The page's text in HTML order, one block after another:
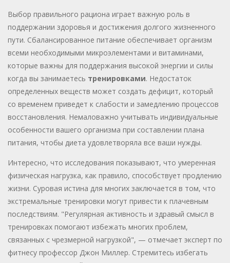
Выбор правильного рациона играет важную роль в
поддержании здоровья и достижения долгого жизненного
пути. Сбалансированное питание обеспечивает организм
всеми необходимыми микроэлементами и витаминами,
которые важны для поддержания высокой энергии и силы
когда вы занимаетесь тренировками. Недостаток
определенных веществ может создать дефицит, который
со временем приведет к слабости и замедлению процессов
восстановления. Немаловажно учитывать индивидуальные
особенности вашего организма при составлении плана
питания, чтобы диета удовлетворяла все ваши нужды.
Интересно, что исследования показывают, что умеренная
физическая нагрузка, как правило, способствует продлению
жизни. Суровая истина для многих заключается в том, что
экстремальные тренировки могут привести к плачевным
последствиям. "Регулярная активность и здравый смысл в
тренировках помогают избежать многих проблем,
связанных с чрезмерной нагрузкой", — отмечает эксперт по
фитнесу профессор Джон Миллер. Стремитесь избегать